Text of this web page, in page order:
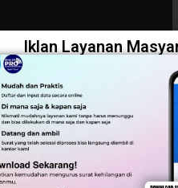
Iklan Layanan